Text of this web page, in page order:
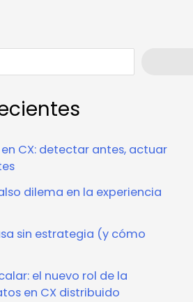
CX: detectar antes, actuar
dilema en la experiencia
sin estrategia (y cómo
el nuevo rol de la
en CX distribuido